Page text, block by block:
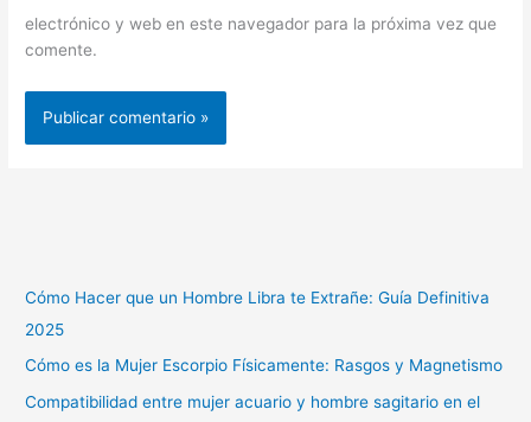
electrónico y web en este navegador para la próxima vez que
comente.
Cómo Hacer que un Hombre Libra te Extrañe: Guía Definitiva
2025
Cómo es la Mujer Escorpio Físicamente: Rasgos y Magnetismo
Compatibilidad entre mujer acuario y hombre sagitario en el